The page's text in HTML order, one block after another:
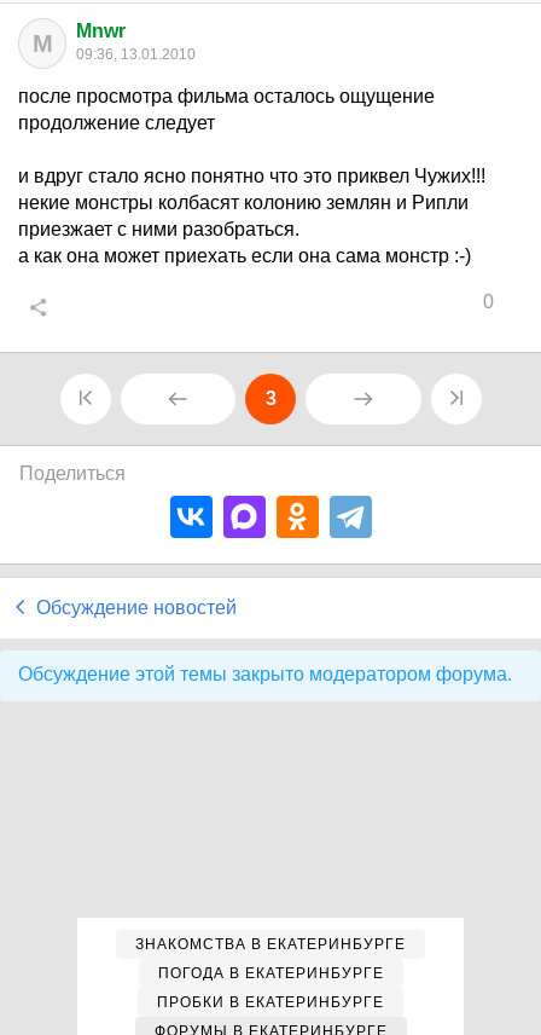
M Mnwr
09:36, 13.01.2010
после просмотра фильма осталось ощущение
продолжение следует
и вдруг стало ясно понятно что это приквел Чужих!!!
некие монстры колбасят колонию землян и Рипли
приезжает с ними разобраться.
а как она может приехать если она сама монстр :-)
0
3
Поделиться
Обсуждение новостей
Обсуждение этой темы закрыто модератором форума.
ЗНАКОМСТВА В ЕКАТЕРИНБУРГЕ
ПОГОДА В ЕКАТЕРИНБУРГЕ
ПРОБКИ В ЕКАТЕРИНБУРГЕ
ФОРУМЫ В ЕКАТЕРИНБУРГЕ